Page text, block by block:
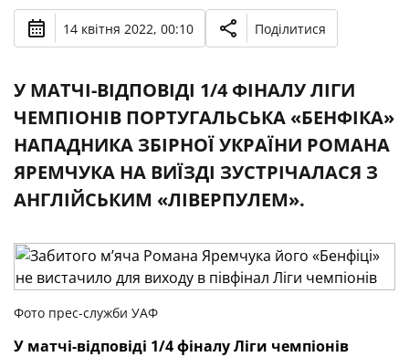
14 квітня 2022, 00:10 Поділитися
У МАТЧІ-ВІДПОВІДІ 1/4 ФІНАЛУ ЛІГИ
ЧЕМПІОНІВ ПОРТУГАЛЬСЬКА «БЕНФІКА»
НАПАДНИКА ЗБІРНОЇ УКРАЇНИ РОМАНА
ЯРЕМЧУКА НА ВИЇЗДІ ЗУСТРІЧАЛАСЯ З
АНГЛІЙСЬКИМ «ЛІВЕРПУЛЕМ».
Фото прес-служби УАФ
У матчі-відповіді 1/4 фіналу Ліги чемпіонів